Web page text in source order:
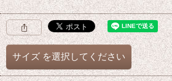
サイズ を選択してください